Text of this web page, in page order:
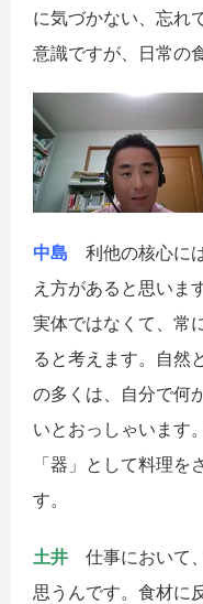
に気づかない、忘れ
意識ですが、日常の
中島 利他の核心に
え方があると思いま
実体ではなくて、常
ると考えます。自然
の多くは、自分で何
いとおっしゃいます
「器」として料理を
す。
土井 仕事において
思うんです。食材に